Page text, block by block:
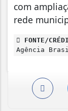
com
rede
FONTE/
Agência